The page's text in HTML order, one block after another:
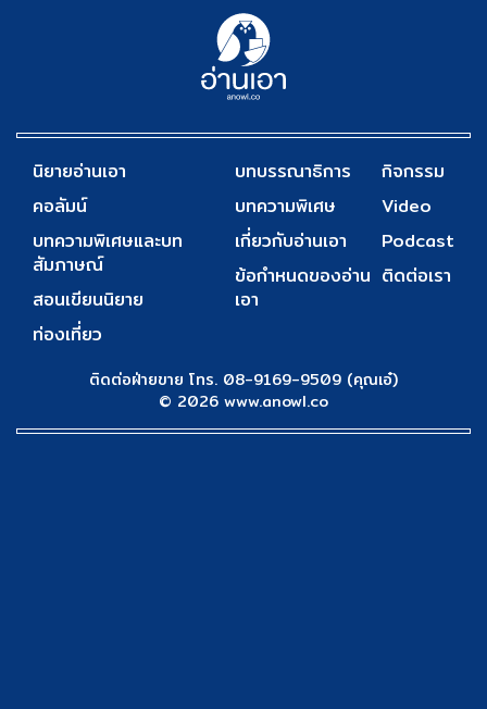
นิยายอ่านเอา
คอลัมน์
บทความพิเศษและบท
สัมภาษณ์
สอนเขียนนิยาย
ท่องเที่ยว
บทบรรณาธิการ
บทความพิเศษ
เกี่ยวกับอ่านเอา
ข้อกำหนดของอ่าน
เอา
กิจกรรม
Video
Podcast
ติดต่อเรา
ติดต่อฝ่ายขาย โทร. 08-9169-9509 (คุณเอ๋)
© 2026 www.anowl.co